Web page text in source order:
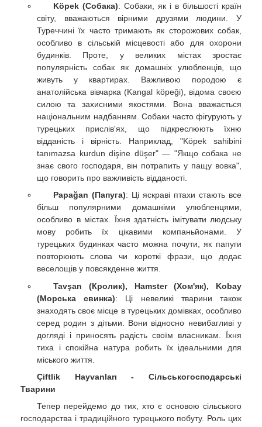
Köpek (Собака): Собаки, як і в більшості країн
світу, вважаються вірними друзями людини. У
Туреччині їх часто тримають як сторожових собак,
особливо в сільській місцевості або для охорони
будинків. Проте, у великих містах зростає
популярність собак як домашніх улюбленців, що
живуть у квартирах. Важливою породою є
анатолійська вівчарка (Kangal köpeği), відома своєю
силою та захисними якостями. Вона вважається
національним надбанням. Собаки часто фігурують у
турецьких прислів'ях, що підкреслюють їхню
відданість і вірність. Наприклад, "Köpek sahibini
tanımazsa kurdun dişine düşer" — "Якщо собака не
знає свого господаря, він потрапить у пащу вовка",
що говорить про важливість відданості.
Papağan (Папуга): Ці яскраві птахи стають все
більш популярними домашніми улюбленцями,
особливо в містах. Їхня здатність імітувати людську
мову робить їх цікавими компаньйонами. У
турецьких будинках часто можна почути, як папуги
повторюють слова чи короткі фрази, що додає
веселощів у повсякденне життя.
Tavşan (Кролик), Hamster (Хом'як), Kobay
(Морська свинка): Ці невеликі тварини також
знаходять своє місце в турецьких домівках, особливо
серед родин з дітьми. Вони відносно невибагливі у
догляді і приносять радість своїм власникам. Їхня
тиха і спокійна натура робить їх ідеальними для
міського життя.
Çiftlik Hayvanları - Сільськогосподарські
Тварини
Тепер перейдемо до тих, хто є основою сільського
господарства і традиційного турецького побуту. Роль цих